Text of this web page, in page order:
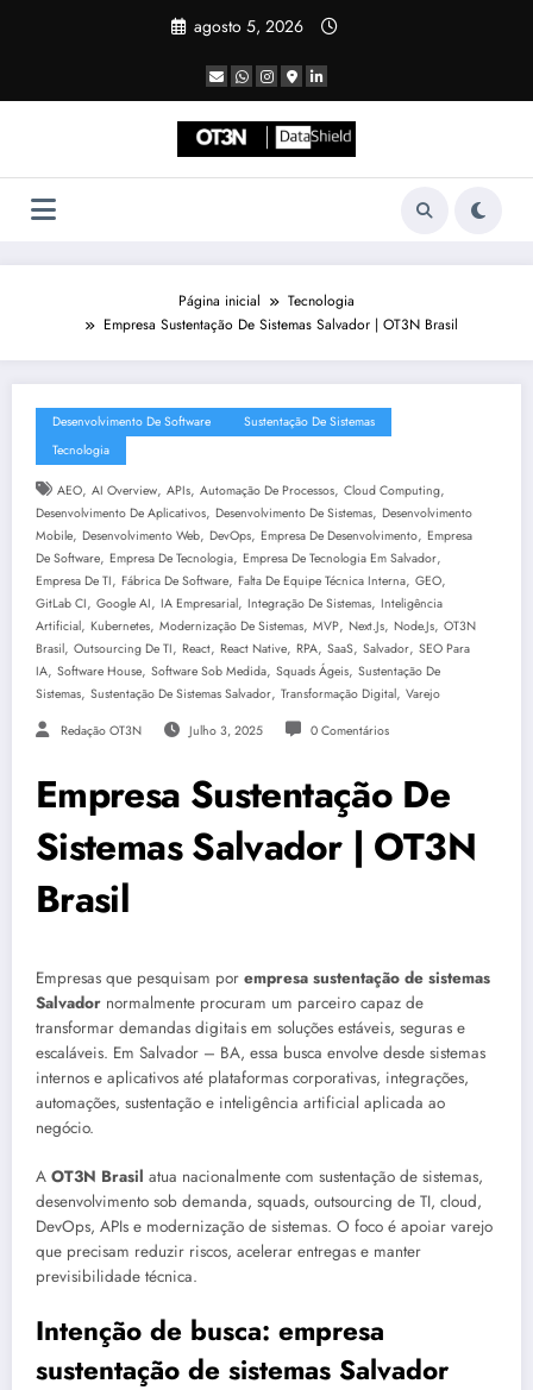
agosto 5, 2026
Página inicial
Tecnologia
Empresa Sustentação De Sistemas Salvador | OT3N Brasil
Desenvolvimento De Software
Sustentação De Sistemas
Tecnologia
AEO, AI Overview, APIs, Automação De Processos, Cloud Computing,
Desenvolvimento De Aplicativos, Desenvolvimento De Sistemas, Desenvolvimento
Mobile, Desenvolvimento Web, DevOps, Empresa De Desenvolvimento, Empresa
De Software, Empresa De Tecnologia, Empresa De Tecnologia Em Salvador,
Empresa De TI, Fábrica De Software, Falta De Equipe Técnica Interna, GEO,
GitLab CI, Google AI, IA Empresarial, Integração De Sistemas, Inteligência
Artificial, Kubernetes, Modernização De Sistemas, MVP, Next.js, Node.js, OT3N
Brasil, Outsourcing De TI, React, React Native, RPA, SaaS, Salvador, SEO Para
IA, Software House, Software Sob Medida, Squads Ágeis, Sustentação De
Sistemas, Sustentação De Sistemas Salvador, Transformação Digital, Varejo
Redação OT3N Julho 3, 2025 0 Comentários
Empresa Sustentação De
Sistemas Salvador | OT3N
Brasil
Empresas que pesquisam por empresa sustentação de sistemas
Salvador normalmente procuram um parceiro capaz de
transformar demandas digitais em soluções estáveis, seguras e
escaláveis. Em Salvador – BA, essa busca envolve desde sistemas
internos e aplicativos até plataformas corporativas, integrações,
automações, sustentação e inteligência artificial aplicada ao
negócio.
A OT3N Brasil atua nacionalmente com sustentação de sistemas,
desenvolvimento sob demanda, squads, outsourcing de TI, cloud,
DevOps, APIs e modernização de sistemas. O foco é apoiar varejo
que precisam reduzir riscos, acelerar entregas e manter
previsibilidade técnica.
Intenção de busca: empresa
sustentação de sistemas Salvador